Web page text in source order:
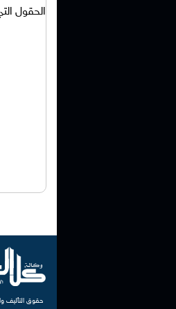
الحقول
حقوق التأليف والنشر © 2012 وكالة كل العرب